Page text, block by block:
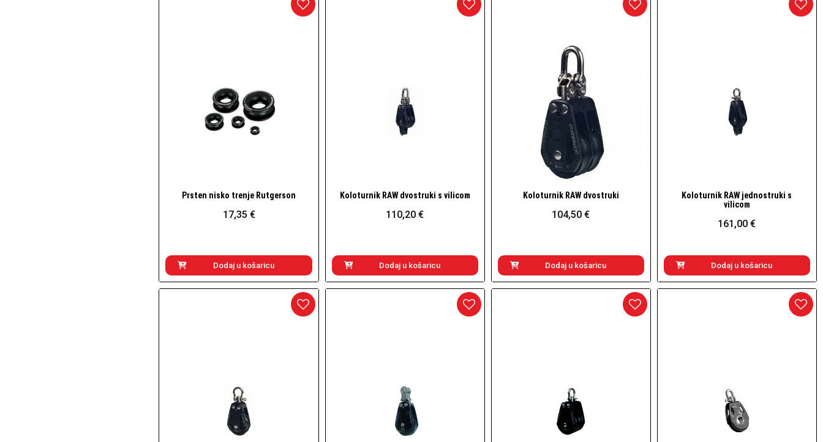
Brzi pogled
Prsten nisko trenje Rutgerson
17,35 €
Dodaj u košaricu
Brzi pogled
Koloturnik RAW dvostruki s vilicom
110,20 €
Dodaj u košaricu
Brzi pogled
Koloturnik RAW dvostruki
104,50 €
Dodaj u košaricu
Brzi pogled
Koloturnik RAW jednostruki s
vilicom
161,00 €
Dodaj u košaricu